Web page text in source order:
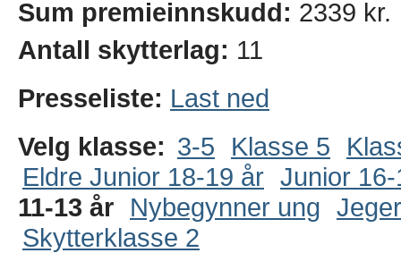
Sum premieinnskudd: 2339 kr.
Antall skytterlag: 11
Presseliste: Last ned
Velg klasse: 3-5 Klasse 5
Eldre Junior 18-19 år Junior
11-13 år
Nybegynner ung
Skytterklasse 2